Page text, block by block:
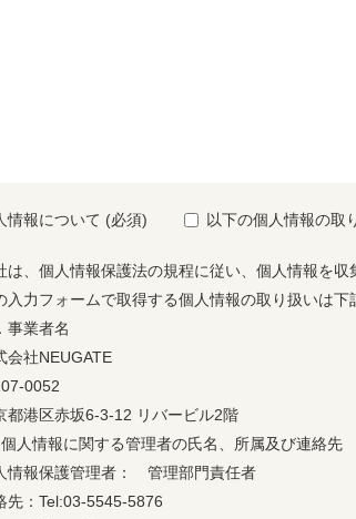
情報について (必須) 以下の個人情報の取
は、個人情報保護法の規程に従い、個人情報を収
入力フォームで取得する個人情報の取り扱いは
事業者名
会社NEUGATE
0052
都港区赤坂6-3-12 リバービル2階
人情報に関する管理者の氏名、所属及び連絡先
情報保護管理者： 管理部門責任者
先：Tel:03-5545-5876